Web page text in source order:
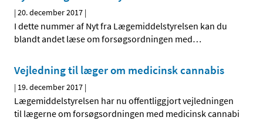
|20. december 2017 |
I dette nummer af Nyt fra Lægemiddelstyrelsen kan du
blandt andet læse om forsøgsordningen med…
Vejledning til læger om medicinsk cannabis
| 19. december 2017 |
Lægemiddelstyrelsen har nu offentliggjort vejledningen
til lægerne om forsøgsordningen med medicinsk cannabi